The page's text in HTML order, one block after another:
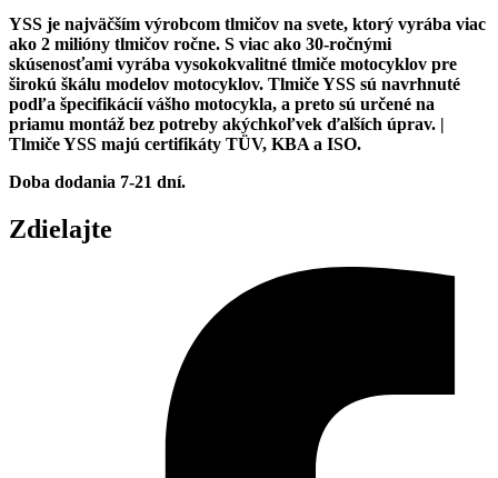
YSS je najväčším výrobcom tlmičov na svete, ktorý vyrába viac
ako 2 milióny tlmičov ročne. S viac ako 30-ročnými
skúsenosťami vyrába vysokokvalitné tlmiče motocyklov pre
širokú škálu modelov motocyklov. Tlmiče YSS sú navrhnuté
podľa špecifikácií vášho motocykla, a preto sú určené na
priamu montáž bez potreby akýchkoľvek ďalších úprav. |
Tlmiče YSS majú certifikáty TÜV, KBA a ISO.
Doba dodania 7-21 dní.
Zdielajte